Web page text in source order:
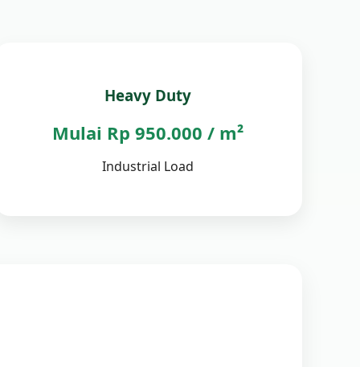
Heavy Duty
Mulai Rp 950.000 / m²
Industrial Load